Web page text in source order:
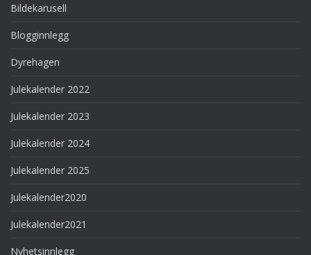
Bildekarusell
Blogginnlegg
Dyrehagen
Julekalender 2022
Julekalender 2023
Julekalender 2024
Julekalender 2025
Julekalender2020
Julekalender2021
Nyhetsinnlegg